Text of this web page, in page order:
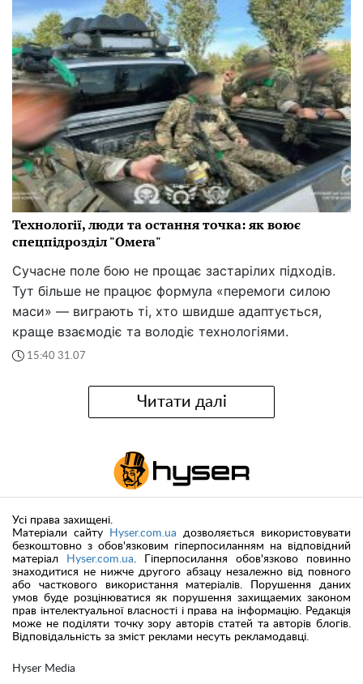
Технології, люди та остання точка: як воює
спецпідрозділ "Омега"
Сучасне поле бою не прощає застарілих підходів.
Тут більше не працює формула «перемоги силою
маси» — виграють ті, хто швидше адаптується,
краще взаємодіє та володіє технологіями.
15:40 31.07
Читати далі
Hyser Media
Усі права захищені.
Матеріали сайту
Hyser.com.ua дозволяється використовувати
безкоштовно з обов'язковим гіперпосиланням на відповідний
матеріал
Hyser.com.ua. Гіперпосилання обов'язково повинно
знаходитися не нижче другого абзацу незалежно від повного
або часткового використання матеріалів. Порушення даних
умов буде розцінюватися як порушення захищаемих законом
прав інтелектуальної власності і права на інформацію. Редакція
може не поділяти точку зору авторів статей та авторів блогів.
Відповідальність за зміст реклами несуть рекламодавці.